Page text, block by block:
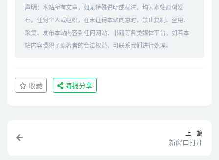
声明： 本站所有文章，如无特殊说明或标注，均为本站原创发
布。任何个人或组织，在未征得本站同意时，禁止复制、盗用、
采集、发布本站内容到任何网站、书籍等各类媒体平台。如若本
站内容侵犯了原著者的合法权益，可联系我们进行处理。
收藏 海报分享
上一篇
新窗口打开